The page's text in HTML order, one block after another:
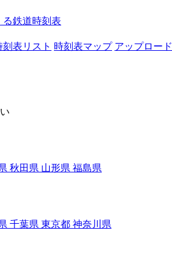
鉄道時刻表
刻表リスト 時刻表マップ アップロード
秋田県 山形県 福島県
千葉県 東京都 神奈川県